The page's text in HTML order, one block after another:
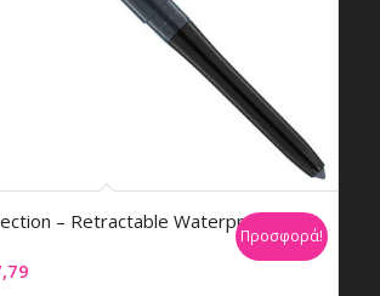
– Retractable Waterproof
Η
Προσφορά!